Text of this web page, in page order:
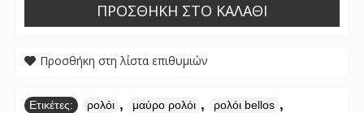
ΠΡΟΣΘΉΚΗ ΣΤΟ ΚΑΛΆΘΙ
Προσθήκη στη λίστα επιθυμιών
Ετικέτες: ρολόι , μαύρο ρολόι , ρολόι bellos ,